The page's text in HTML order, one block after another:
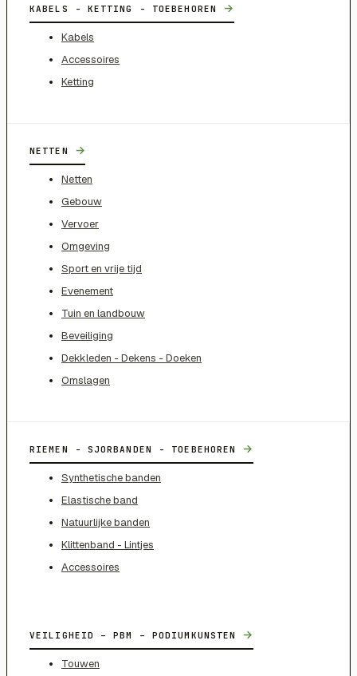
KABELS - KETTING - TOEBEHOREN →
Kabels
Accessoires
Ketting
NETTEN →
Netten
Gebouw
Vervoer
Omgeving
Sport en vrije tijd
Evenement
Tuin en landbouw
Beveiliging
Dekkleden - Dekens - Doeken
Omslagen
RIEMEN - SJORBANDEN - TOEBEHOREN →
Synthetische banden
Elastische band
Natuurlijke banden
Klittenband - Lintjes
Accessoires
VEILIGHEID – PBM – PODIUMKUNSTEN →
Touwen